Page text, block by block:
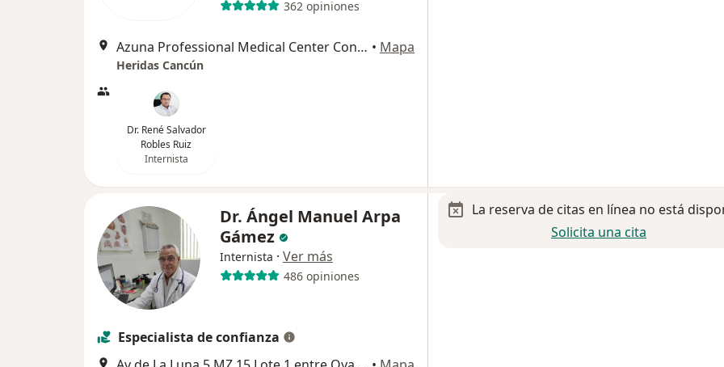
362 opiniones
Azuna Professional Medical Center Consultorio 923, Cancun • Mapa
Heridas Cancún
Dr. René Salvador
Robles Ruiz
Internista
Dr. Ángel Manuel Arpa
Gámez
Internista · Ver más
486 opiniones
Especialista de confianza
La reserva de citas en línea no está
Solicita una cita